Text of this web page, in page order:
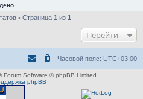
• Страница 1 из 1
Перейти
Часовой пояс: UTC+03:00
Forum Software © phpBB Limited
phpBB